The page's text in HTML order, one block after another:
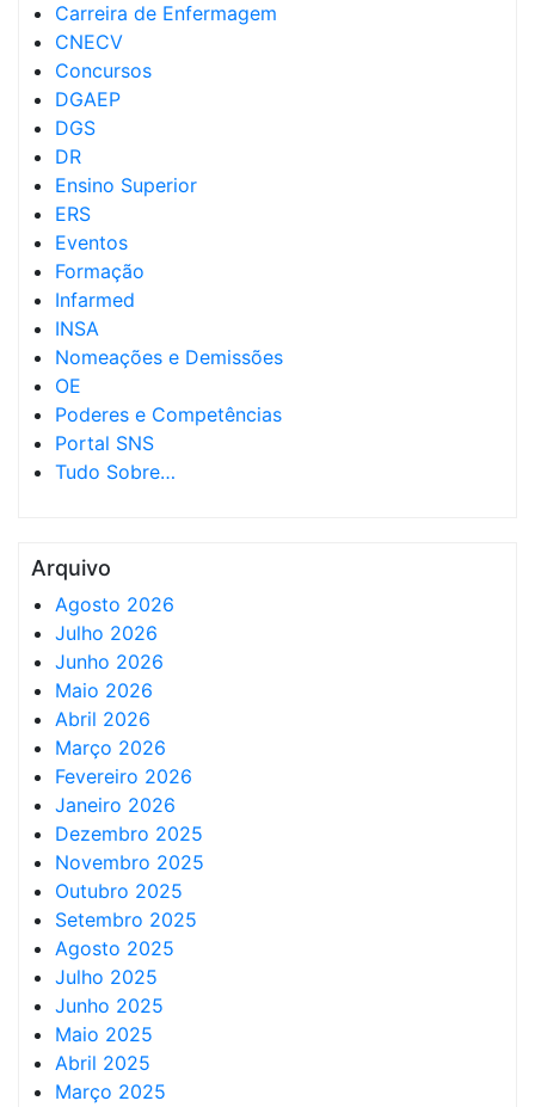
Carreira de Enfermagem
CNECV
Concursos
DGAEP
DGS
DR
Ensino Superior
ERS
Eventos
Formação
Infarmed
INSA
Nomeações e Demissões
OE
Poderes e Competências
Portal SNS
Tudo Sobre…
Arquivo
Agosto 2026
Julho 2026
Junho 2026
Maio 2026
Abril 2026
Março 2026
Fevereiro 2026
Janeiro 2026
Dezembro 2025
Novembro 2025
Outubro 2025
Setembro 2025
Agosto 2025
Julho 2025
Junho 2025
Maio 2025
Abril 2025
Março 2025